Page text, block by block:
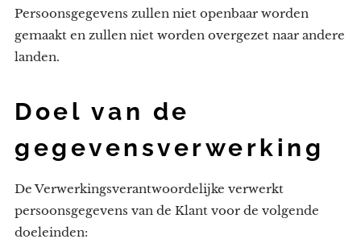
Persoonsgegevens zullen niet openbaar worden
gemaakt en zullen niet worden overgezet naar andere
landen.
Doel van de
gegevensverwerking
De Verwerkingsverantwoordelijke verwerkt
persoonsgegevens van de Klant voor de volgende
doeleinden: